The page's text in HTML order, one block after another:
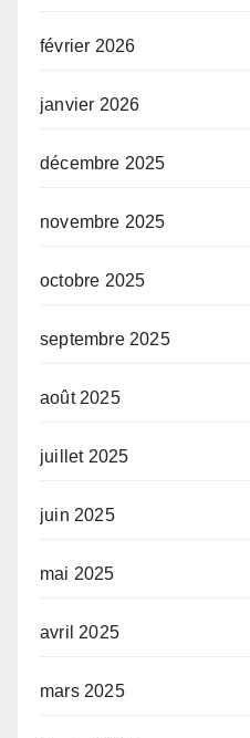
février 2026
janvier 2026
décembre 2025
novembre 2025
octobre 2025
septembre 2025
août 2025
juillet 2025
juin 2025
mai 2025
avril 2025
mars 2025